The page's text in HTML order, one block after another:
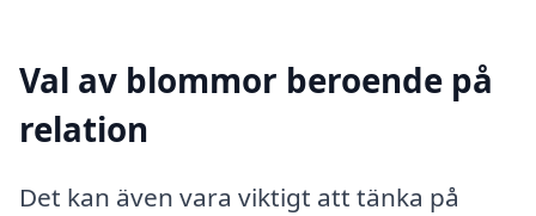
Val av blommor beroende på
relation
Det kan även vara viktigt att tänka på